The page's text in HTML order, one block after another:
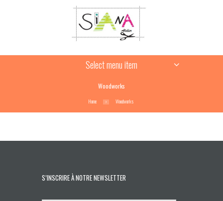
Select menu item
Woodworks
Home Woodworks
S’INSCRIRE À NOTRE NEWSLETTER